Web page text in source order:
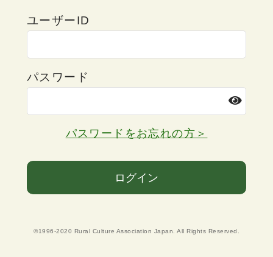
ユーザーID
パスワード
パスワードをお忘れの方＞
ログイン
©1996-2020 Rural Culture Association Japan. All Rights Reserved.